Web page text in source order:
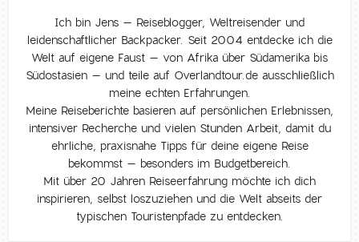
Ich bin Jens – Reiseblogger, Weltreisender und
leidenschaftlicher Backpacker. Seit 2004 entdecke ich die
Welt auf eigene Faust – von Afrika über Südamerika bis
Südostasien – und teile auf Overlandtour.de ausschließlich
meine echten Erfahrungen.
Meine Reiseberichte basieren auf persönlichen Erlebnissen,
intensiver Recherche und vielen Stunden Arbeit, damit du
ehrliche, praxisnahe Tipps für deine eigene Reise
bekommst – besonders im Budgetbereich.
Mit über 20 Jahren Reiseerfahrung möchte ich dich
inspirieren, selbst loszuziehen und die Welt abseits der
typischen Touristenpfade zu entdecken.